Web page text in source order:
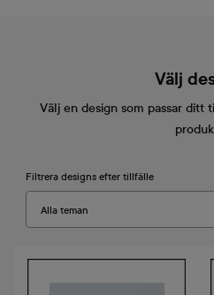
Välj
Välj en design som passar ditt
Filtrera designs efter tillfälle